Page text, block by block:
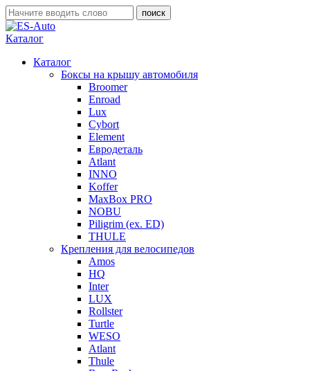
Каталог
Каталог
Боксы на крышу автомобиля
Broomer
Enroad
Lux
Cybort
Element
Евродеталь
Atlant
INNO
Koffer
MaxBox PRO
NOBU
Piligrim (ex. ED)
THULE
Крепления для велосипедов
Amos
HQ
Inter
LUX
Rollster
Turtle
WESO
Atlant
Thule